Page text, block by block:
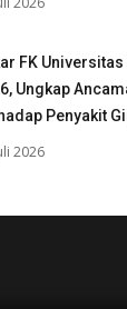
FK
Ungkap
Penyakit
2026